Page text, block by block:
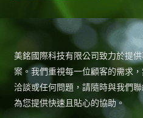
美銘國際科技有限公司致力於提
案。我們重視每一位顧客的需求
洽談或任何問題，請隨時與我們
為您提供快速且貼心的協助。